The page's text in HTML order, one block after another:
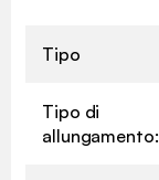
Tipo
Tipo di
allungamento: